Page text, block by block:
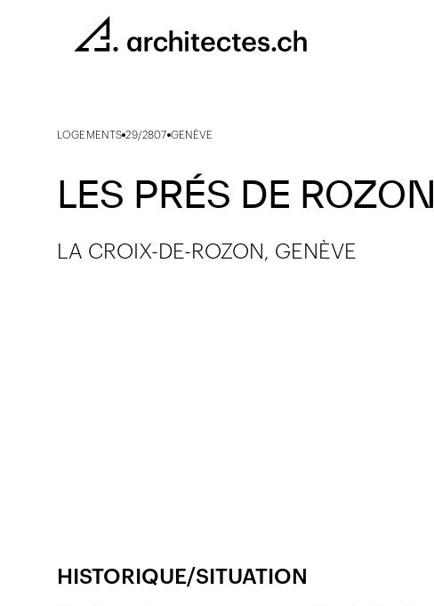
LOGEMENTS 29/2807 GENÈVE
LES PRÉS DE ROZON
LA CROIX-DE-ROZON, GENÈVE
HISTORIQUE/SITUATION